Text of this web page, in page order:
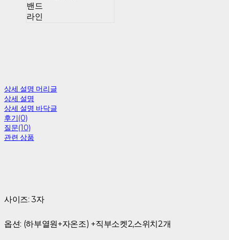
밴드
라인
상세 설명 머리글
상세 설명
상세 설명 바닥글
후기(0)
질문(10)
관련 상품
사이즈: 3자
옵션: (하부열원+자온조) +직부소켓2,스위치2개